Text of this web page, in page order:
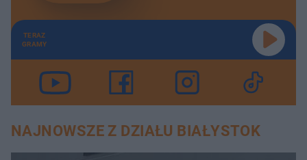
TERAZ
GRAMY
NAJNOWSZE Z DZIAŁU BIAŁYSTOK